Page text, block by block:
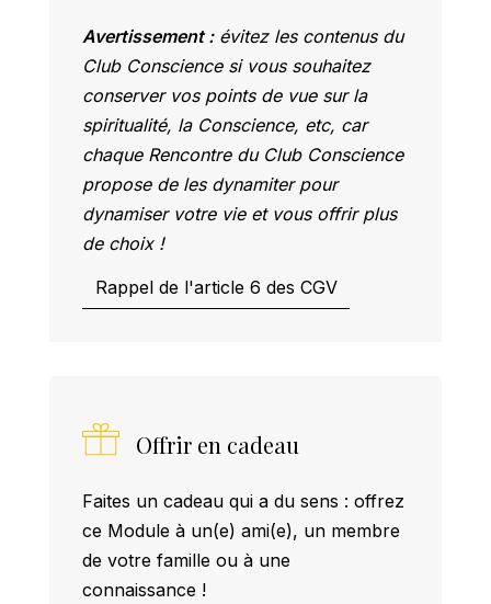
Avertissement :évitez les contenus du
Club Conscience si vous souhaitez
conserver vos points de vue sur la
spiritualité, la Conscience, etc, car
chaque Rencontre du Club Conscience
propose de les dynamiter pour
dynamiser votre vie et vous offrir plus
de choix !
Rappel de l'article 6 des CGV
Offrir en cadeau
Faites un cadeau qui a du sens : offrez
ce Module à un(e) ami(e), un membre
de votre famille ou à une
connaissance !